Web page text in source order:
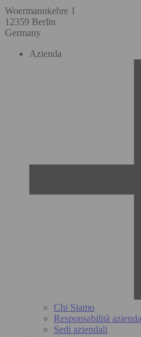
Woermannkehre 1
12359 Berlin
Germany
Azienda
Chi Siamo
Responsabilità
Sedi aziendali